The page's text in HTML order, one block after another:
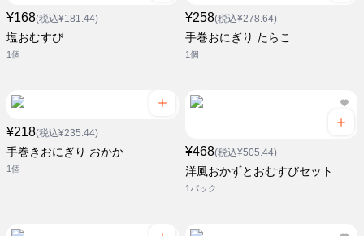
¥168(税込¥181.44)
塩おむすび
1個
¥258(税込¥278.64)
手巻おにぎり たらこ
1個
¥218(税込¥235.44)
手巻きおにぎり おかか
1個
¥468(税込¥505.44)
洋風おかずとおむすびセット
1パック